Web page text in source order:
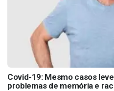
Covid-19: Mesmo casos
problemas de memória e